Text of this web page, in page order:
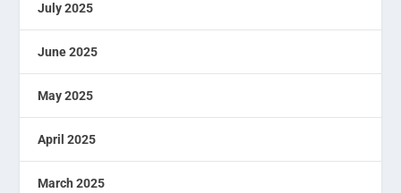
July 2025
June 2025
May 2025
April 2025
March 2025